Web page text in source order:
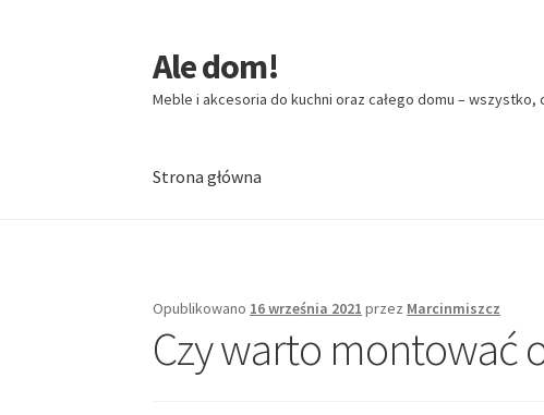
Przejdź
do
nawigacji
Przejdź
do
treści
Ale dom!
Meble i akcesoria do kuchni oraz całego domu –
Strona główna
Opublikowano 16 września 2021 przez Marcinmiszcz
Czy warto montować